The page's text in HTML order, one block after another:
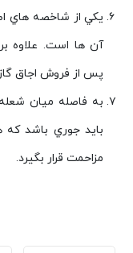
يكي از شاخصه هاي
آن ها است. علاوه
پس از فروش اجاق
به فاصله ميان
بايد جوري باشد كه
مزاحمت قرار بگيرد.